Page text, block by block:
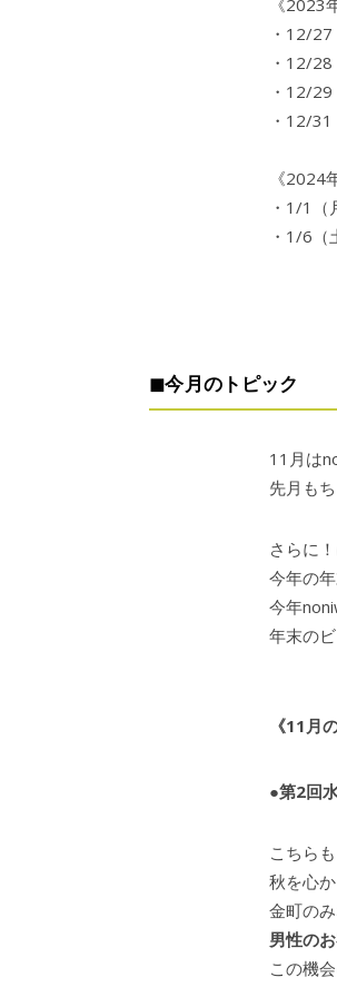
《2023
・12/
・12/
・12/
・12/31
《2024
・1/1
・1/6（
◼︎今月のトピック
11月は
先月も
さらに
今年の
今年
年末の
《11月
●第2回
こちら
秋を心
金町の
男性の
この機